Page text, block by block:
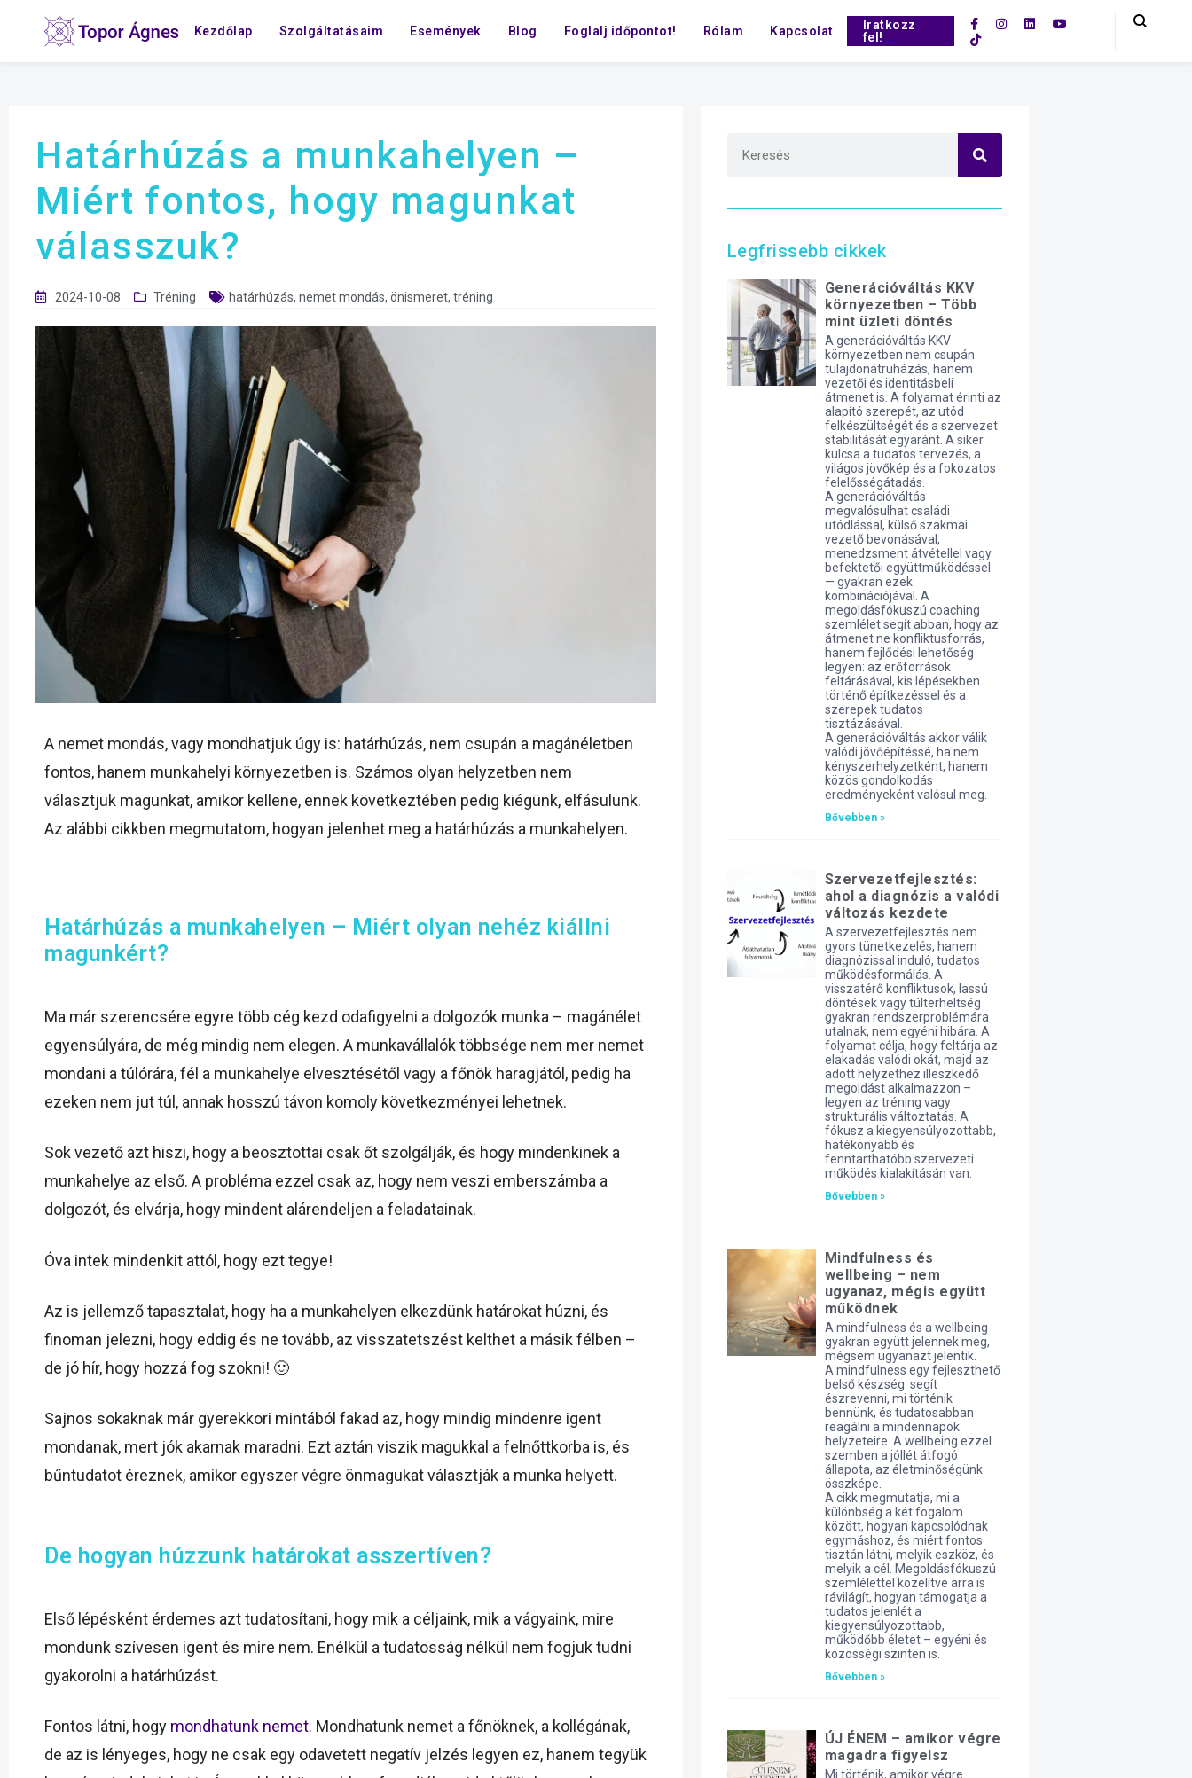
Kezdőlap Szolgáltatásaim Események Blog Foglalj időpontot! Rólam Kapcsolat
Iratkozz
fel!
Határhúzás a munkahelyen –
Miért fontos, hogy magunkat
válasszuk?
2024-10-08 Tréning határhúzás, nemet mondás, önismeret, tréning
A nemet mondás, vagy mondhatjuk úgy is: határhúzás, nem csupán a magánéletben
fontos, hanem munkahelyi környezetben is. Számos olyan helyzetben nem
választjuk magunkat, amikor kellene, ennek következtében pedig kiégünk, elfásulunk.
Az alábbi cikkben megmutatom, hogyan jelenhet meg a határhúzás a munkahelyen.
Határhúzás a munkahelyen – Miért olyan nehéz kiállni
magunkért?
Ma már szerencsére egyre több cég kezd odafigyelni a dolgozók munka – magánélet
egyensúlyára, de még mindig nem elegen. A munkavállalók többsége nem mer nemet
mondani a túlórára, fél a munkahelye elvesztésétől vagy a főnök haragjától, pedig ha
ezeken nem jut túl, annak hosszú távon komoly következményei lehetnek.
Sok vezető azt hiszi, hogy a beosztottai csak őt szolgálják, és hogy mindenkinek a
munkahelye az első. A probléma ezzel csak az, hogy nem veszi emberszámba a
dolgozót, és elvárja, hogy mindent alárendeljen a feladatainak.
Óva intek mindenkit attól, hogy ezt tegye!
Az is jellemző tapasztalat, hogy ha a munkahelyen elkezdünk határokat húzni, és
finoman jelezni, hogy eddig és ne tovább, az visszatetszést kelthet a másik félben –
de jó hír, hogy hozzá fog szokni! 🙂
Sajnos sokaknak már gyerekkori mintából fakad az, hogy mindig mindenre igent
mondanak, mert jók akarnak maradni. Ezt aztán viszik magukkal a felnőttkorba is, és
bűntudatot éreznek, amikor egyszer végre önmagukat választják a munka helyett.
De hogyan húzzunk határokat asszertíven?
Első lépésként érdemes azt tudatosítani, hogy mik a céljaink, mik a vágyaink, mire
mondunk szívesen igent és mire nem. Enélkül a tudatosság nélkül nem fogjuk tudni
gyakorolni a határhúzást.
Fontos látni, hogy mondhatunk nemet. Mondhatunk nemet a főnöknek, a kollégának,
de az is lényeges, hogy ne csak egy odavetett negatív jelzés legyen ez, hanem tegyük
Legfrissebb cikkek
Generációváltás KKV
környezetben – Több
mint üzleti döntés
A generációváltás KKV
környezetben nem csupán
tulajdonátruházás, hanem
vezetői és identitásbeli
átmenet is. A folyamat érinti az
alapító szerepét, az utód
felkészültségét és a szervezet
stabilitását egyaránt. A siker
kulcsa a tudatos tervezés, a
világos jövőkép és a fokozatos
felelősségátadás.
A generációváltás
megvalósulhat családi
utódlással, külső szakmai
vezető bevonásával,
menedzsment átvétellel vagy
befektetői együttműködéssel
— gyakran ezek
kombinációjával. A
megoldásfókuszú coaching
szemlélet segít abban, hogy az
átmenet ne konfliktusforrás,
hanem fejlődési lehetőség
legyen: az erőforrások
feltárásával, kis lépésekben
történő építkezéssel és a
szerepek tudatos
tisztázásával.
A generációváltás akkor válik
valódi jövőépítéssé, ha nem
kényszerhelyzetként, hanem
közös gondolkodás
eredményeként valósul meg.
Bővebben »
Szervezetfejlesztés:
ahol a diagnózis a valódi
változás kezdete
A szervezetfejlesztés nem
gyors tünetkezelés, hanem
diagnózissal induló, tudatos
működésformálás. A
visszatérő konfliktusok, lassú
döntések vagy túlterheltség
gyakran rendszerproblémára
utalnak, nem egyéni hibára. A
folyamat célja, hogy feltárja az
elakadás valódi okát, majd az
adott helyzethez illeszkedő
megoldást alkalmazzon –
legyen az tréning vagy
strukturális változtatás. A
fókusz a kiegyensúlyozottabb,
hatékonyabb és
fenntarthatóbb szervezeti
működés kialakításán van.
Bővebben »
Mindfulness és
wellbeing – nem
ugyanaz, mégis együtt
működnek
A mindfulness és a wellbeing
gyakran együtt jelennek meg,
mégsem ugyanazt jelentik.
A mindfulness egy fejleszthető
belső készség: segít
észrevenni, mi történik
bennünk, és tudatosabban
reagálni a mindennapok
helyzeteire. A wellbeing ezzel
szemben a jóllét átfogó
állapota, az életminőségünk
összképe.
A cikk megmutatja, mi a
különbség a két fogalom
között, hogyan kapcsolódnak
egymáshoz, és miért fontos
tisztán látni, melyik eszköz, és
melyik a cél. Megoldásfókuszú
szemlélettel közelítve arra is
rávilágít, hogyan támogatja a
tudatos jelenlét a
kiegyensúlyozottabb,
működőbb életet – egyéni és
közösségi szinten is.
Bővebben »
ÚJ ÉNEM – amikor végre
magadra figyelsz
Mi történik, amikor végre